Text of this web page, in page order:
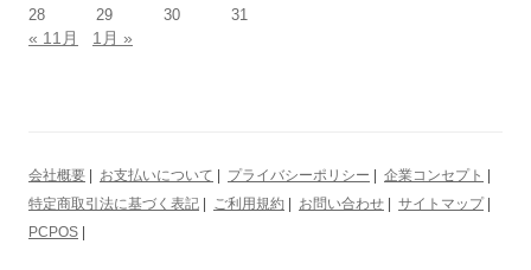
28
29 30 31
« 11月 1月 »
会社概要 お支払いについて プライバシーポリシー 企業コンセプト
特定商取引法に基づく表記
ご利用規約 お問い合わせ サイトマップ|
PCPOS